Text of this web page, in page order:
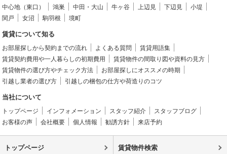
中心地（東口）
鴻巣 中田・大山 牛ヶ谷 上辺見 下辺見
小堤
関戸
女沼 駒羽根 境町
賃貸について知る
お部屋探しから契約までの流れ よくある質問
賃貸用語集
賃貸契約費用や一人暮らしの初期費用
賃貸物件の間取り図や資料の見方
賃貸物件の選び方やチェック方法
お部屋探しにオススメの時期
引越し業者の選び方
引越しの梱包の仕方や荷造りのコツ
当社について
トップページ インフォメーション スタッフ紹介
スタッフブログ
お客様の声
会社概要 個人情報 勧誘方針 来店予約
トップページ 賃貸物件検索